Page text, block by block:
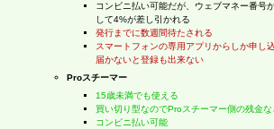
コンビニ払い可能だが、ウェブマネー番号
して4%が差し引かれる
発行までに数週間待たされる
スマートフォンの専用アプリからしか申し
届かないと登録も出来ない
Proスチーマー
15歳未満でも使える
買い切り型なのでProスチーマー側の残金
コンビニ払い可能